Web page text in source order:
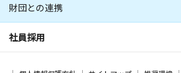
財団との連携
社員採用